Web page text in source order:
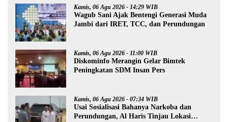
Kamis, 06 Agu 2026 - 14:29 WIB
Wagub Sani Ajak Bentengi Generasi Muda
Jambi dari IRET, TCC, dan Perundungan
Kamis, 06 Agu 2026 - 11:00 WIB
Diskominfo Merangin Gelar Bimtek
Peningkatan SDM Insan Pers
Kamis, 06 Agu 2026 - 07:34 WIB
Usai Sosialisasi Bahanya Narkoba dan
Perundungan, Al Haris Tinjau Lokasi